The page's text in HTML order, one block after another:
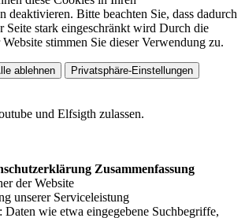
deaktivieren. Bitte beachten Sie, dass dadurch
Seite stark eingeschränkt wird Durch die
stimmen Sie dieser Verwendung zu.
ablehnen Privatsphäre-Einstellungen
und Elfsigth zulassen.
Zusammenfassung
der Website
unserer Serviceleistung
Daten wie etwa eingegebene Suchbegriffe,